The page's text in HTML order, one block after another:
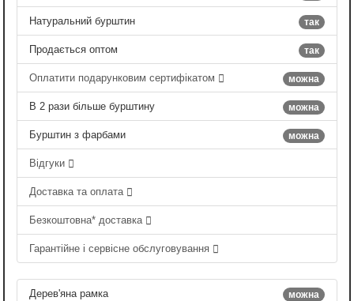
так
Натуральний бурштин
так
Продається оптом
можна
Оплатити подарунковим сертифікатом
можна
В 2 рази більше бурштину
можна
Бурштин з фарбами
Відгуки
Доставка та оплата
Безкоштовна* доставка
Гарантійне і сервісне обслуговування
можна
Дерев'яна рамка